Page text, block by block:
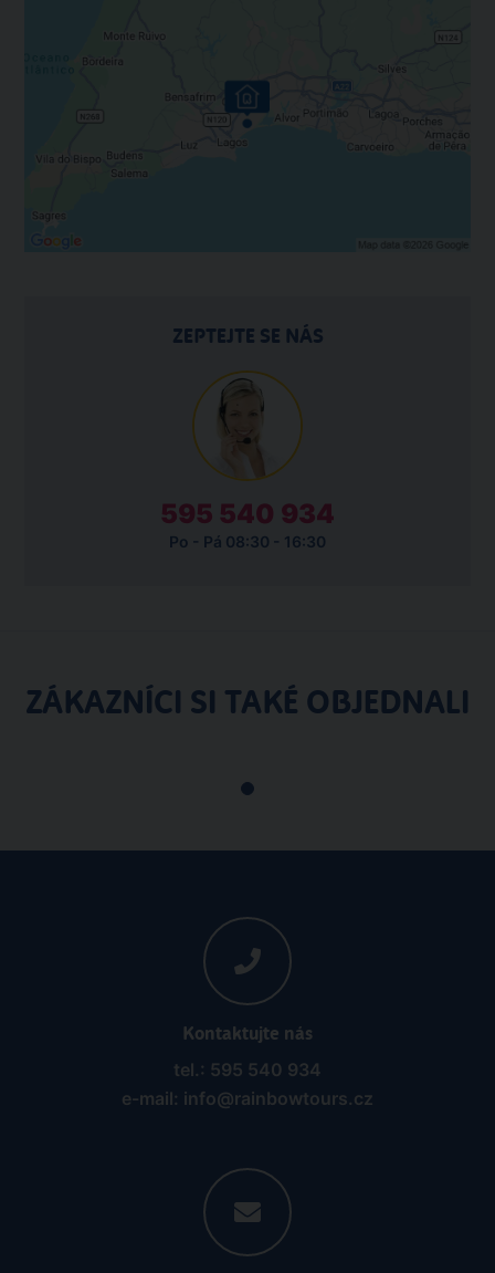
ZEPTEJTE SE NÁS
595 540 934
Po - Pá 08:30 - 16:30
ZÁKAZNÍCI SI TAKÉ OBJEDNALI
Kontaktujte nás
tel.: 595 540 934
e-mail: info@rainbowtours.cz